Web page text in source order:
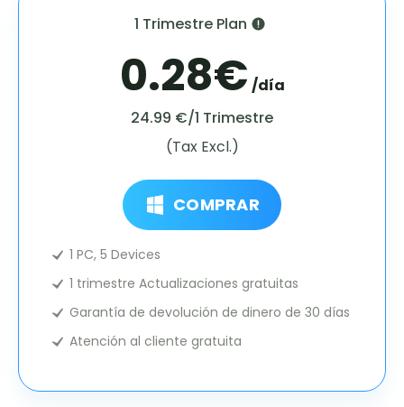
1 Trimestre Plan
0.28€ /día
24.99 €/1 Trimestre
(Tax Excl.)
COMPRAR
1 PC, 5 Devices
1 trimestre Actualizaciones gratuitas
Garantía de devolución de dinero de 30 días
Atención al cliente gratuita